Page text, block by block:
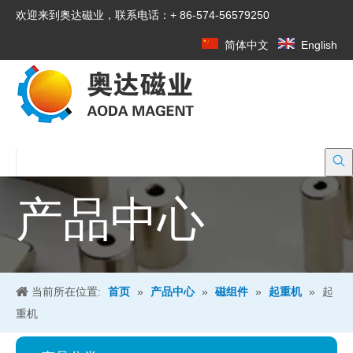
欢迎来到奥达磁业，联系电话：+ 86-574-56579250
简体中文 English
产品中心
当前所在位置: 首页 » 产品中心 » 磁组件 » 起重机 »
起
重机